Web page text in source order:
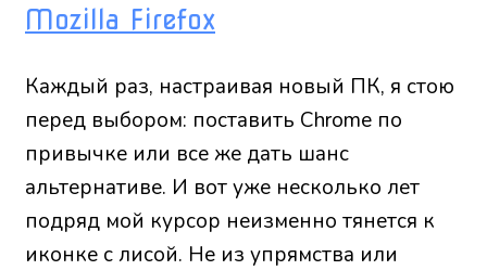
Mozilla Firefox
Каждый раз, настраивая новый ПК, я стою
перед выбором: поставить Chrome по
привычке или все же дать шанс
альтернативе. И вот уже несколько лет
подряд мой курсор неизменно тянется к
иконке с лисой. Не из упрямства или